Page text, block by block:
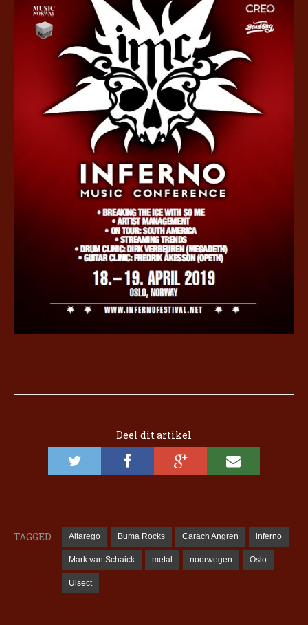
Deel dit artikel
TAGGED Altarego Buma Rocks Carach Angren inferno
Mark van Schaick metal noorwegen Oslo
Ulsect